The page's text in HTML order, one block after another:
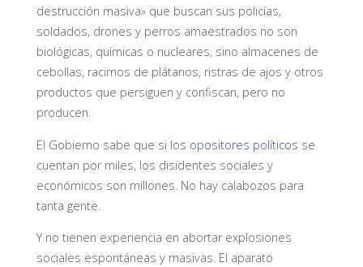
destrucción masiva» que buscan sus policías,
soldados, drones y perros amaestrados no son
biológicas, químicas o nucleares, sino almacenes de
cebollas, racimos de plátanos, ristras de ajos y otros
productos que persiguen y confiscan, pero no
producen.
El Gobierno sabe que si los opositores políticos se
cuentan por miles, los disidentes sociales y
económicos son millones. No hay calabozos para
tanta gente.
Y no tienen experiencia en abortar explosiones
sociales espontáneas y masivas. El aparato